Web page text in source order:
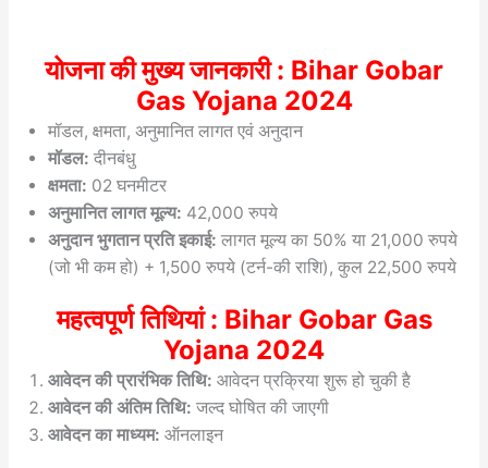
योजना की मुख्य जानकारी : Bihar Gobar
Gas Yojana 2024
मॉडल, क्षमता, अनुमानित लागत एवं अनुदान
मॉडल: दीनबंधु
क्षमता: 02 घनमीटर
अनुमानित लागत मूल्य: 42,000 रुपये
अनुदान भुगतान प्रति इकाई: लागत मूल्य का 50% या 21,000 रुपये
(जो भी कम हो) + 1,500 रुपये (टर्न-की राशि), कुल 22,500 रुपये
महत्वपूर्ण तिथियां : Bihar Gobar Gas
Yojana 2024
आवेदन की प्रारंभिक तिथि: आवेदन प्रक्रिया शुरू हो चुकी है
आवेदन की अंतिम तिथि: जल्द घोषित की जाएगी
आवेदन का माध्यम: ऑनलाइन